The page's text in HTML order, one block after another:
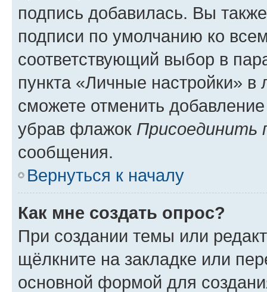
подпись добавилась. Вы
подписи по умолчанию ко
соответствующий выбор в
пункта «Личные настройки»
сможете отменить
убрав флажок Присоединить
сообщения.
Вернуться к началу
Как мне создать опрос?
При создании темы или
щёлкните на закладке или
основной формой для